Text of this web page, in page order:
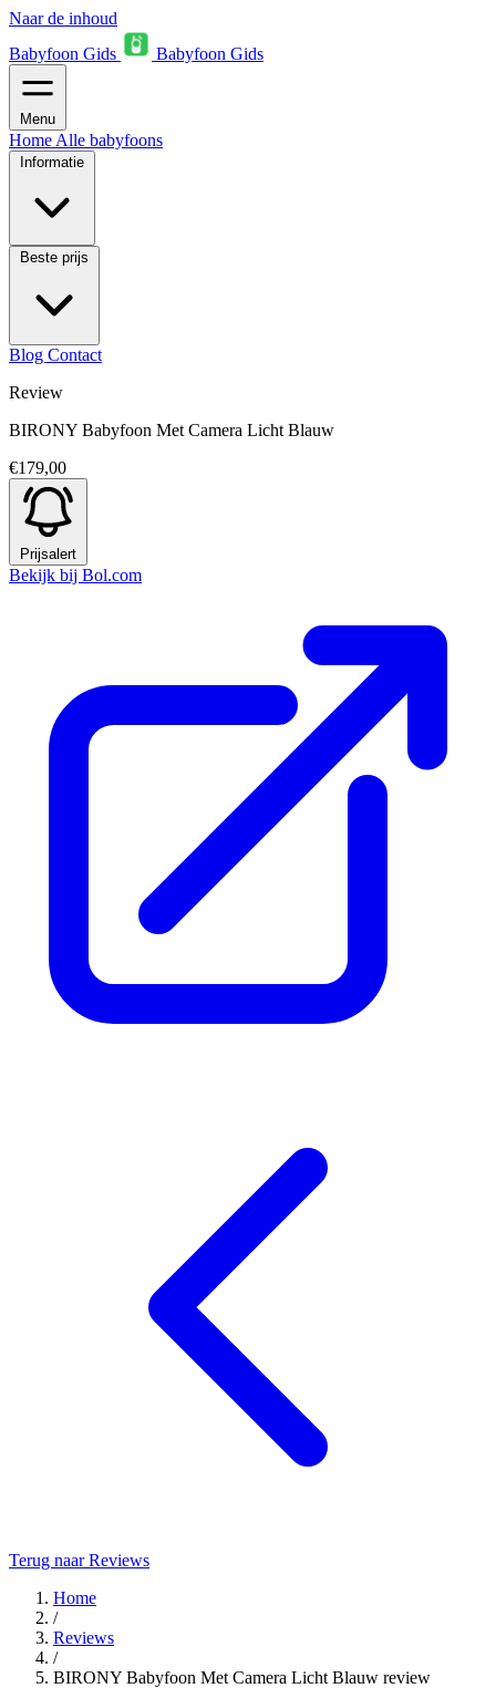
Naar de inhoud
Babyfoon Gids
Babyfoon Gids
Menu
Home Alle babyfoons
Informatie
Beste prijs
Blog Contact
Review
BIRONY Babyfoon Met Camera Licht Blauw
€179,00
Prijsalert
Bekijk bij Bol.com
Terug naar Reviews
Home
/
Reviews
/
BIRONY Babyfoon Met Camera Licht Blauw review